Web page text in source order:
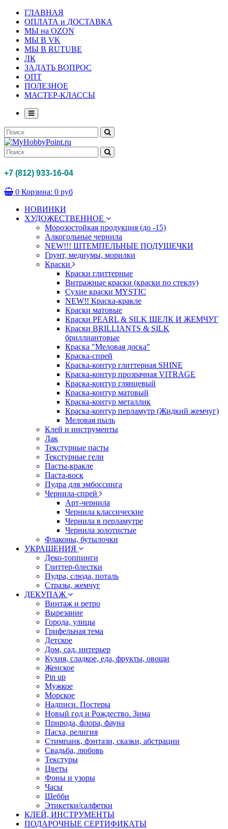
ГЛАВНАЯ
ОПЛАТА и ДОСТАВКА
МЫ на OZON
МЫ В VK
МЫ В RUTUBE
ЛК
ЗАДАТЬ ВОПРОС
ОПТ
ПОЛЕЗНОЕ
МАСТЕР-КЛАССЫ
+7 (812) 933-16-04
0 Корзина: 0 руб
НОВИНКИ
ХУДОЖЕСТВЕННОЕ
Морозостойкая продукция (до -15)
Алкогольные чернила
NEW!!! ШТЕМПЕЛЬНЫЕ ПОДУШЕЧКИ
Грунт, медиумы, морилки
Краски
Краски глиттерные
Витражные краски (краски по стеклу)
Сухие краски MYSTIC
NEW!! Краска-кракле
Краски матовые
Краски PEARL & SILK ШЕЛК И ЖЕМЧУГ
Краски BRILLIANTS & SILK
бриллиантовые
Краска "Меловая доска"
Краска-спрей
Краска-контур глиттерная SHINE
Краска-контур прозрачная VITRAGE
Краска-контур глянцевый
Краска-контур матовый
Краска-контур металлик
Краска-контур перламутр (Жидкий жемчуг)
Меловая пыль
Клей и инструменты
Лак
Текстурные пасты
Текстурные гели
Пасты-кракле
Паста-воск
Пудра для эмбоссинга
Чернила-спрей
Арт-чернила
Чернила классические
Чернила в перламутре
Чернила золотистые
Флаконы, бутылочки
УКРАШЕНИЯ
Деко-топпинги
Глиттер-блестки
Пудра, слюда, поталь
Стразы, жемчуг
ДЕКУПАЖ
Винтаж и ретро
Вырезание
Города, улицы
Грифельная тема
Детское
Дом, сад, интерьер
Кухня, сладкое, еда, фрукты, овощи
Женское
Pin up
Мужкое
Морское
Надписи. Постеры
Новый год и Рождество. Зима
Природа, флора, фауна
Пасха, религия
Стимпанк, фэнтази, сказки, абстрации
Свадьба, любовь
Текстуры
Цветы
Фоны и узоры
Часы
Шебби
Этикетки/салфетки
КЛЕЙ, ИНСТРУМЕНТЫ
ПОДАРОЧНЫЕ СЕРТИФИКАТЫ